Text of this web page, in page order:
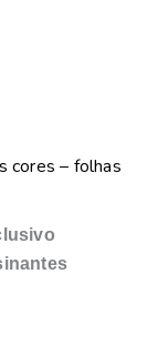
cores – folhas